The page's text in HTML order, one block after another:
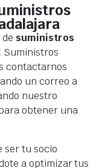
suministros
Suministros
contactarnos
un correo a
nuestro
obtener una
ser tu socio
a optimizar tus